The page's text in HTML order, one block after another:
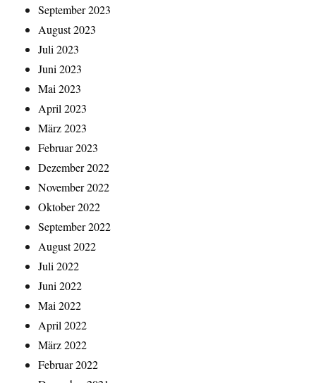
September 2023
August 2023
Juli 2023
Juni 2023
Mai 2023
April 2023
März 2023
Februar 2023
Dezember 2022
November 2022
Oktober 2022
September 2022
August 2022
Juli 2022
Juni 2022
Mai 2022
April 2022
März 2022
Februar 2022